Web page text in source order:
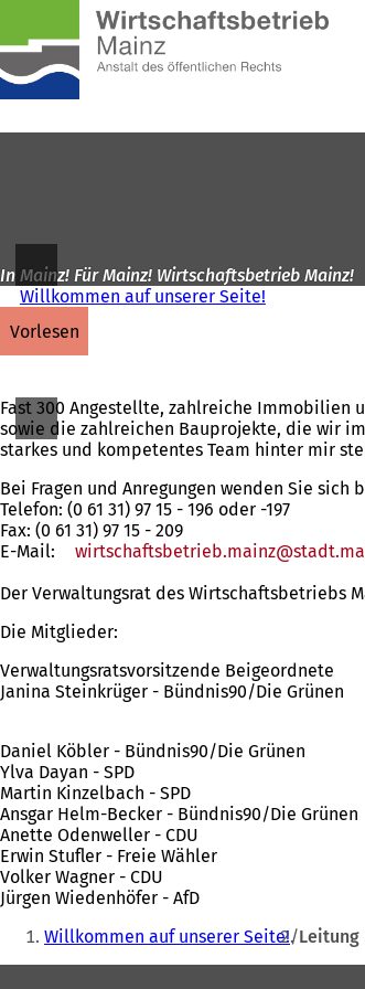
Inhalt anspringen
In Mainz! Für Mainz! Wirtschaftsbetrieb Mainz!
Willkommen auf unserer Seite!
vorlesen
Fast 300 Angestellte, zahlreiche Immobilien
sowie die zahlreichen Bauprojekte, die wir
starkes und kompetentes Team hinter mir
Bei Fragen und Anregungen wenden Sie
Telefon: (0 61 31) 97 15 - 196 oder -197
Fax: (0 61 31) 97 15 - 209
E-Mail:
wirtschaftsbetrieb.mainz
Der Verwaltungsrat des Wirtschaftsbetriebs
Die Mitglieder:
Verwaltungsratsvorsitzende Beigeordnete
Janina Steinkrüger - Bündnis90/Die Grünen
Daniel Köbler - Bündnis90/Die Grünen
Ylva Dayan - SPD
Martin Kinzelbach - SPD
Ansgar Helm-Becker - Bündnis90/Die Grünen
Anette Odenweller - CDU
Erwin Stufler - Freie Wähler
Volker Wagner - CDU
Jürgen Wiedenhöfer - AfD
Sie
befinden
Willkommen auf unserer Seite! Leitung